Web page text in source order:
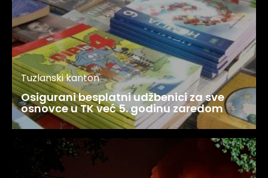
Tuzlanski kanton
Osigurani besplatni udžbenici za sve
osnovce u TK već 5. godinu zaredom